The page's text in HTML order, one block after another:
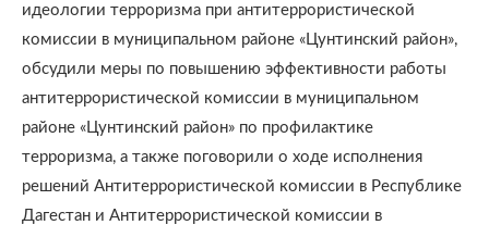
идеологии терроризма при антитеррористической
комиссии в муниципальном районе «Цунтинский район»,
обсудили меры по повышению эффективности работы
антитеррористической комиссии в муниципальном
районе «Цунтинский район» по профилактике
терроризма, а также поговорили о ходе исполнения
решений Антитеррористической комиссии в Республике
Дагестан и Антитеррористической комиссии в